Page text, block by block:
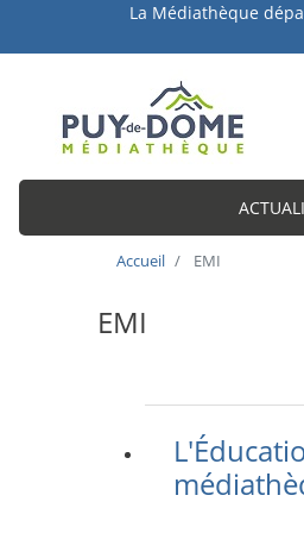
Médiathèque départementale
Accueil EMI
EMI